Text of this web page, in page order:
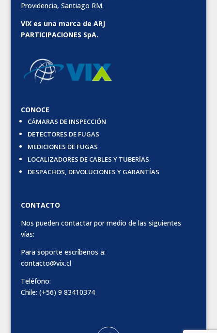
Providencia, Santiago RM.
VIX es una marca de ARJ
PARTICIPACIONES SpA.
CONOCE
CÁMARAS DE INSPECCIÓN
DETECTORES DE FUGAS
MEDICIONES DE FUGAS
LOCALIZADORES DE CABLES Y TUBERÍAS
DESPACHOS, DEVOLUCIONES Y GARANTÍAS
CONTACTO
Nos pueden contactar por medio de las siguientes
vías:
Para soporte escríbenos a:
contacto@vix.cl
Teléfono:
Chile: (+56) 9 83410374